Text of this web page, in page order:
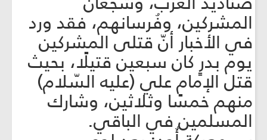
المشركين، وفُرسانهم، فقد ورد
في الأخبار أنّ قتلى المشركين
يوم بدرٍ كان سبعين قتيلًا، بحيث
قتل الإمام علي (عليه السّلام)
منهم خمسًا وثلاثين، وشارك
المسلمين في الباقي.